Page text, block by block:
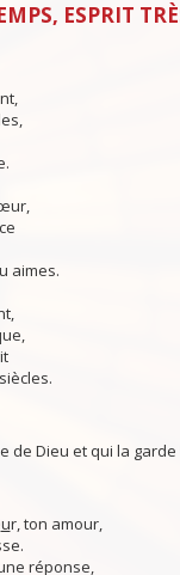
ESPRIT
aimes.
de Dieu et qui la garde
ur, ton amour,
réponse,